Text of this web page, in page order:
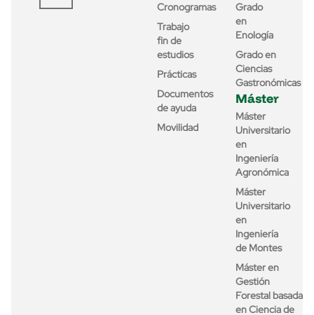
Cronogramas
Trabajo
fin de
estudios
Prácticas
Documentos
de ayuda
Movilidad
Grado
en
Enología
Grado en
Ciencias
Gastronómicas
Máster
Máster
Universitario
en
Ingeniería
Agronómica
Máster
Universitario
en
Ingeniería
de Montes
Máster en
Gestión
Forestal basada
en Ciencia de